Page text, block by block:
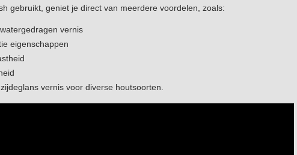
gebruikt, geniet je direct van meerdere voordelen, zoals:
vernis
eigenschappen
vernis voor diverse houtsoorten.